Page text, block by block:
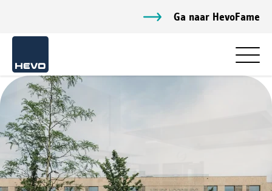
Ga naar HevoFame